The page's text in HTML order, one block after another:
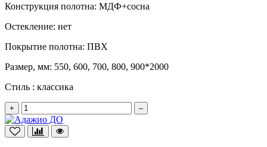
Конструкция полотна: МДФ+сосна
Остекление: нет
Покрытие полотна: ПВХ
Размер, мм: 550, 600, 700, 800, 900*2000
Стиль : классика
+ –